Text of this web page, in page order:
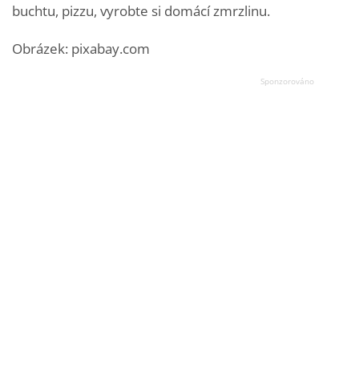
buchtu, pizzu, vyrobte si domácí zmrzlinu.
Obrázek: pixabay.com